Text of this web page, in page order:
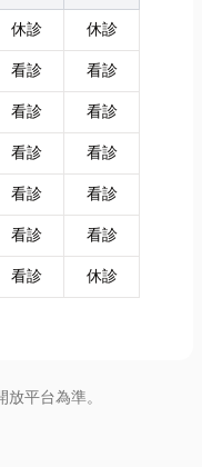
休診
休診
看診
看診
看診
看診
看診
看診
看診
看診
看診
看診
看診 休診
平台為準。